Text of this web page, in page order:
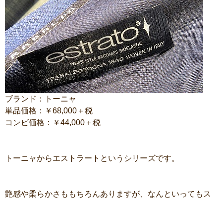
ブランド：トーニャ
単品価格：￥68,000＋税
コンビ価格：￥44,000＋税
トーニャからエストラートというシリーズです。
艶感や柔らかさももちろんありますが、なんといってもス